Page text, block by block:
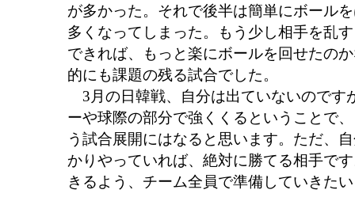
が多かった。それで後半は簡単にボール
多くなってしまった。もう少し相手を乱
できれば、もっと楽にボールを回せたの
的にも課題の残る試合でした。
3月の日韓戦、自分は出ていないのです
ーや球際の部分で強くくるということで
う試合展開にはなると思います。ただ、
かりやっていれば、絶対に勝てる相手で
きるよう、チーム全員で準備していきた